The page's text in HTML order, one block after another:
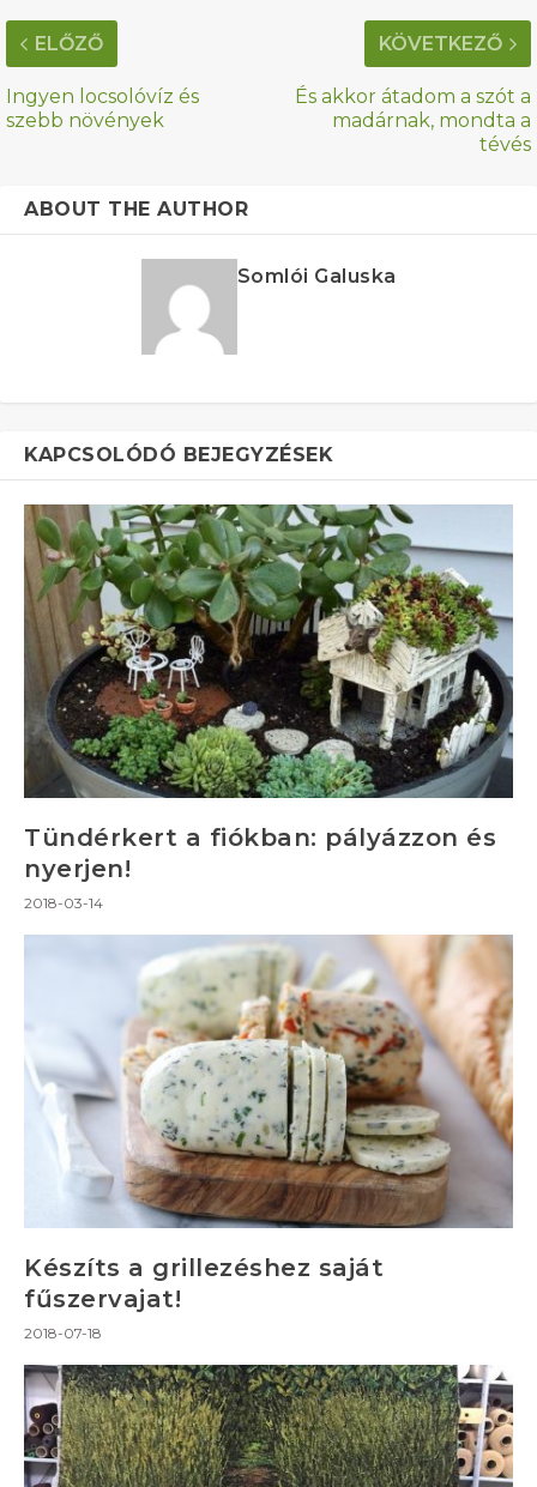
ELŐZŐ
Ingyen locsolóvíz és
szebb növények
KÖVETKEZŐ
És akkor átadom a szót a
madárnak, mondta a
tévés
ABOUT THE AUTHOR
Somlói Galuska
KAPCSOLÓDÓ BEJEGYZÉSEK
Tündérkert a fiókban: pályázzon és
nyerjen!
2018-03-14
Készíts a grillezéshez saját
fűszervajat!
2018-07-18